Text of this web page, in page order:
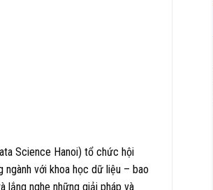
Science Hanoi) tổ chức hội
với khoa học dữ liệu – bao
lắng nghe những giải pháp và